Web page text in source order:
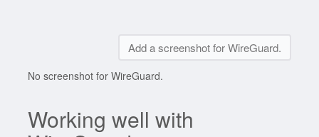
Add a screenshot for WireGuard.
No screenshot for WireGuard.
Working well with